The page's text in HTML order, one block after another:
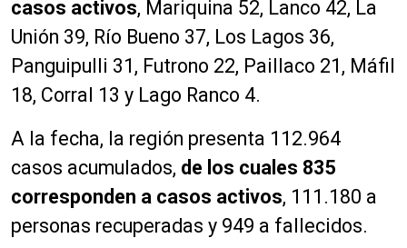
casos activos, Mariquina 52, Lanco 42, La
Unión 39, Río Bueno 37, Los Lagos 36,
Panguipulli 31, Futrono 22, Paillaco 21, Máfil
18, Corral 13 y Lago Ranco 4.
A la fecha, la región presenta 112.964
casos acumulados, de los cuales 835
corresponden a casos activos, 111.180 a
personas recuperadas y 949 a fallecidos.